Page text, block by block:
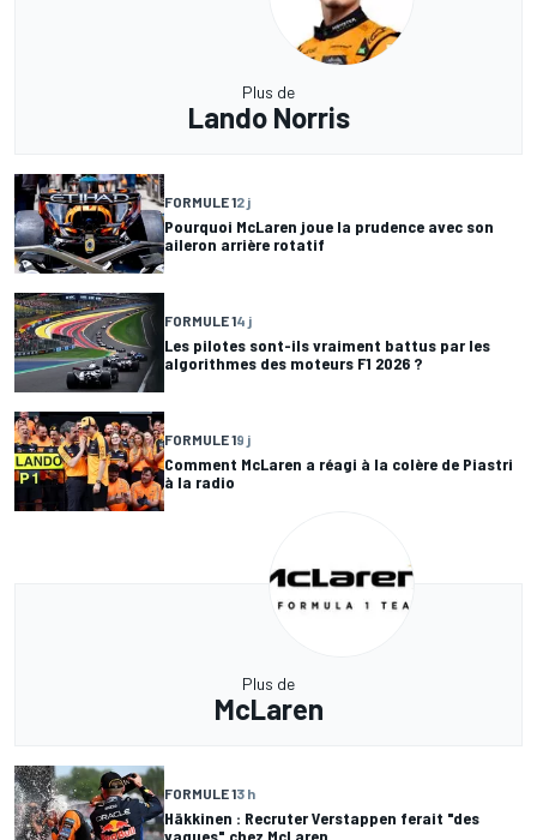
Plus de
Lando Norris
FORMULE 12 j
Pourquoi McLaren joue la prudence avec son
aileron arrière rotatif
FORMULE 14 j
Les pilotes sont-ils vraiment battus par les
algorithmes des moteurs F1 2026 ?
FORMULE 19 j
Comment McLaren a réagi à la colère de Piastri
à la radio
Plus de
McLaren
FORMULE 13 h
Häkkinen : Recruter Verstappen ferait "des